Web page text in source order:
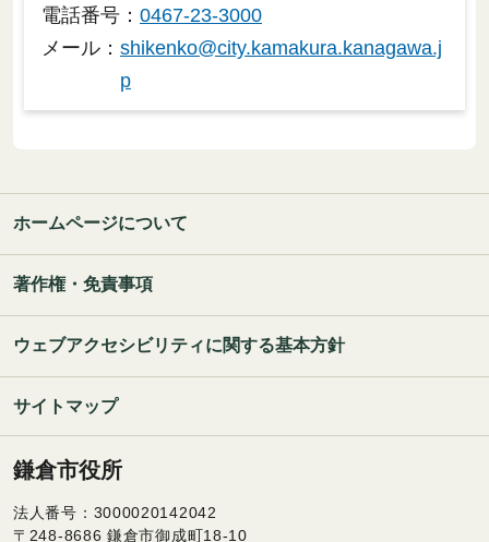
電話番号： 0467-23-3000
メール： shikenko@city.kamakura.kanagawa.j
p
ホームページについて
著作権・免責事項
ウェブアクセシビリティに関する基本方針
サイトマップ
鎌倉市役所
法人番号：3000020142042
〒248-8686 鎌倉市御成町18-10